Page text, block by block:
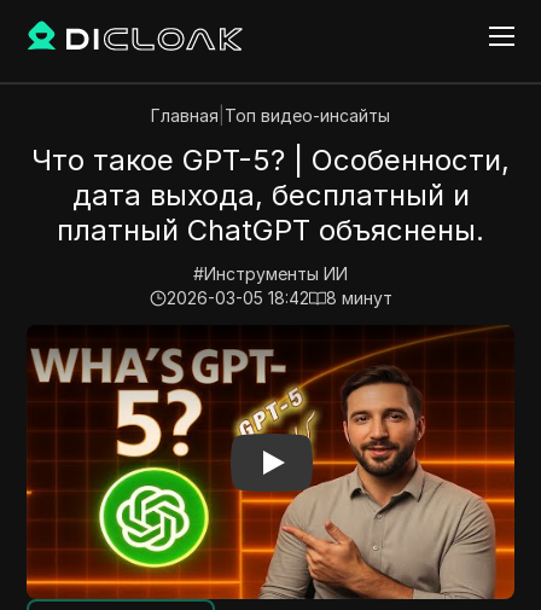
Главная Топ видео-инсайты
Что такое GPT-5? | Особенности,
дата выхода, бесплатный и
платный ChatGPT объяснены.
#Инструменты ИИ
2026-03-05 18:42
8 минут
Play Video: Что такое GPT-5? | Особенности, дата